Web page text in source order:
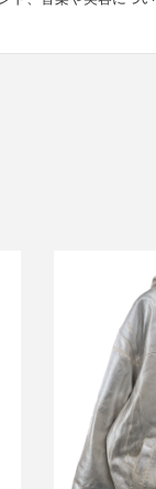
シュプリー
ン マルジ
Jacket ホイ
買